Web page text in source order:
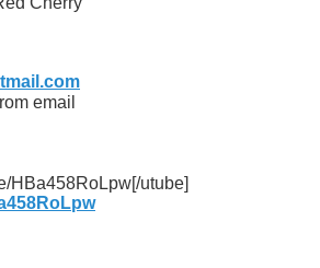
email
HBa458RoLpw[/utube]